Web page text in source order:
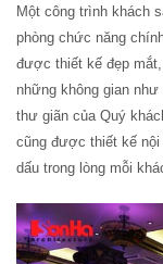
Một công trình khách
phòng chức năng
được thiết kế đẹp
những không gian
thư giãn của Quý
cũng được thiết kế
dấu trong lòng mỗi